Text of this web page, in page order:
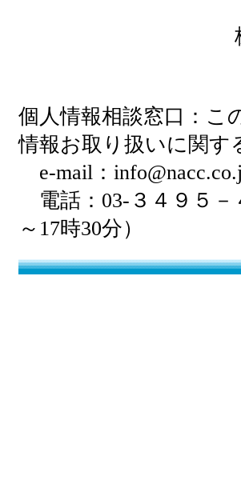
個人情報相談窓口：こ
情報お取り扱いに関す
e-mail：
電話：03-３４９５－
～17時30分）